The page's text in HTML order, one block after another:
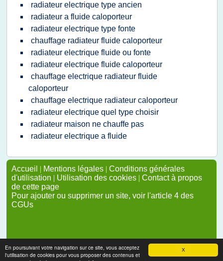
X
En poursuivant votre navigation sur ce site, vous acceptez
l'utilisation de cookies pour vous proposer des contenus et
radiateur electrique type ancien
radiateur a fluide caloporteur
radiateur electrique type fonte
chauffage radiateur fluide caloporteur
radiateur electrique fluide ou fonte
radiateur electrique fluide caloporteur
chauffage electrique radiateur fluide
caloporteur
chauffage electrique radiateur caloporteur
radiateur electrique quel type choisir
radiateur maison ne chauffe pas
radiateur electrique a fluide
Accueil | Mentions légales | Conditions générales
d'utilisation | Utilisation des cookies | Contact à propos
de cette page
Pour ajouter ou supprimer un site, voir l'article 4 des
CGUs